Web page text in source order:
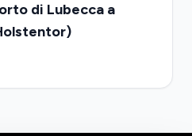
di Lubecca a